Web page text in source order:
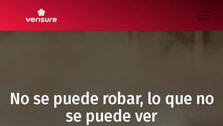
No se puede robar, lo que no
se puede ver